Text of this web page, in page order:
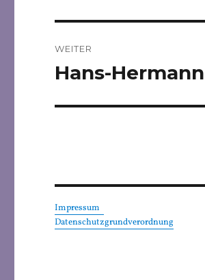
WEITER
Nächster
Hans-
Impressum
Datenschutzgrundverordnung